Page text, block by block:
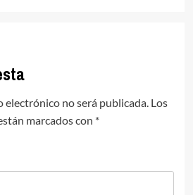
electrónico no será publicada. Los
marcados con *